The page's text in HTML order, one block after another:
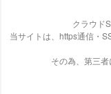
S-Labo（エスラ
ボ）
クラウド
当サイトは、https通信・
その為、第三者